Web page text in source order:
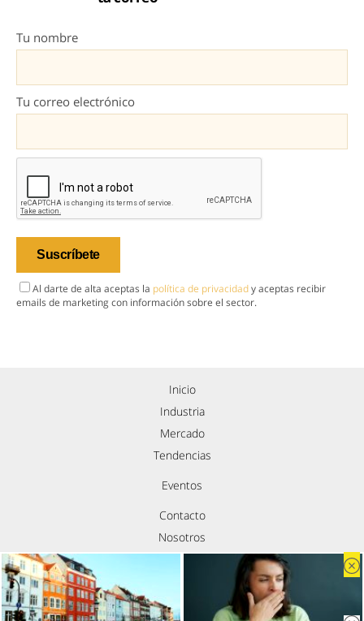
Tu nombre
Tu correo electrónico
Al darte de alta aceptas la política de privacidady aceptas recibir
emails de marketing con información sobre el sector.
Inicio
Industria
Mercado
Tendencias
Eventos
Contacto
Nosotros
Política de privacidad
Política de cookies